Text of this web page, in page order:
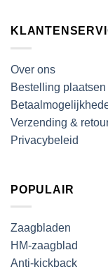
Over ons
Bestelling plaatsen
Verzending &
Privacybeleid
POPULAIR
Zaagbladen
HM-zaagblad
Anti-kickback